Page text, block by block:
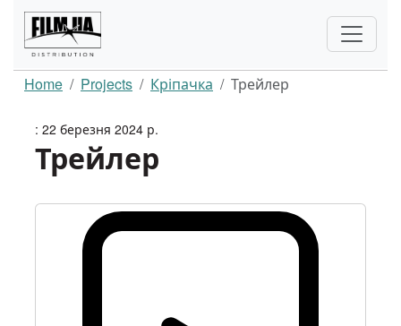
Home Projects Кріпачка Трейлер
: 22 березня 2024 р.
Трейлер